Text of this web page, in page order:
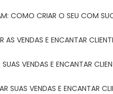
COMO CRIAR O SEU COM
AS VENDAS E ENCANTAR
VENDAS E ENCANTAR
SUAS VENDAS E ENCANTAR